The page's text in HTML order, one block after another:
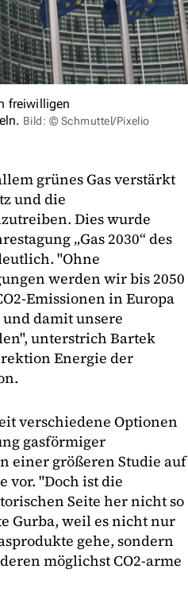
freiwilligen
Bild: © Schmuttel/Pixelio
grünes Gas verstärkt
und die
Dies wurde
„Gas 2030“ des
"Ohne
werden wir bis 2050
Emissionen in Europa
damit unsere
unterstrich Bartek
Energie der
verschiedene Optionen
gasförmiger
einer größeren Studie auf
vor. "Doch ist die
Seite her nicht so
Gurba, weil es nicht nur
gehe, sondern
möglichst CO2-arme